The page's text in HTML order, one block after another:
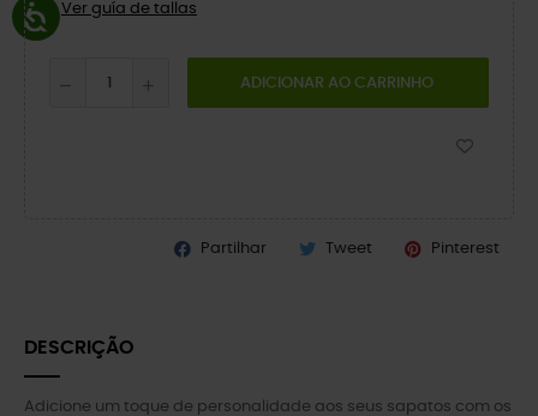
Ver guía de tallas
ADICIONAR AO CARRINHO
Partilhar Tweet Pinterest
DESCRIÇÃO
Adicione um toque de personalidade aos seus sapatos com os